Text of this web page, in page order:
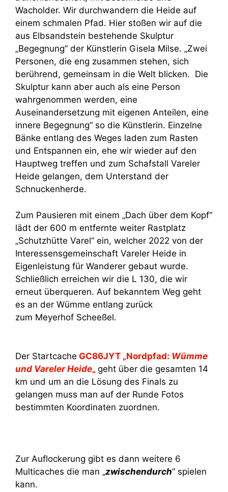
Wacholder. Wir durchwandern die Heide auf
einem schmalen Pfad. Hier stoßen wir auf die
aus Elbsandstein bestehende Skulptur
„Begegnung“ der Künstlerin Gisela Milse. „Zwei
Personen, die eng zusammen stehen, sich
berührend, gemeinsam in die Welt blicken. Die
Skulptur kann aber auch als eine Person
wahrgenommen werden, eine
Auseinandersetzung mit eigenen Anteilen, eine
innere Begegnung“ so die Künstlerin. Einzelne
Bänke entlang des Weges laden zum Rasten
und Entspannen ein, ehe wir wieder auf den
Hauptweg treffen und zum Schafstall Vareler
Heide gelangen, dem Unterstand der
Schnuckenherde.
Zum Pausieren mit einem „Dach über dem Kopf“
lädt der 600 m entfernte weiter Rastplatz
„Schutzhütte Varel“ ein, welcher 2022 von der
Interessensgemeinschaft Vareler Heide in
Eigenleistung für Wanderer gebaut wurde.
Schließlich erreichen wir die L 130, die wir
erneut überqueren. Auf bekanntem Weg geht
es an der Wümme entlang zurück
zum Meyerhof Scheeßel.
Der Startcache GC86JYT „Nordpfad: Wümme
und Vareler Heide„ geht über die gesamten 14
km und um an die Lösung des Finals zu
gelangen muss man auf der Runde Fotos
bestimmten Koordinaten zuordnen.
Zur Auflockerung gibt es dann weitere 6
Multicaches die man „zwischendurch“ spielen
kann.